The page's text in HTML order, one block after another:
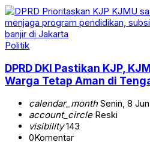
Politik
DPRD DKI Pastikan KJP,
Warga Tetap Aman di
calendar_monthSenin, 8
account_circleReski
visibility143
0Komentar